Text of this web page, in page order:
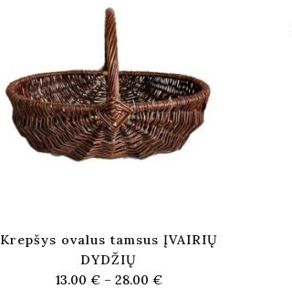
Krepšys ovalus tamsus ĮVAIRIŲ
DYDŽIŲ
13.00 €– 28.00 €